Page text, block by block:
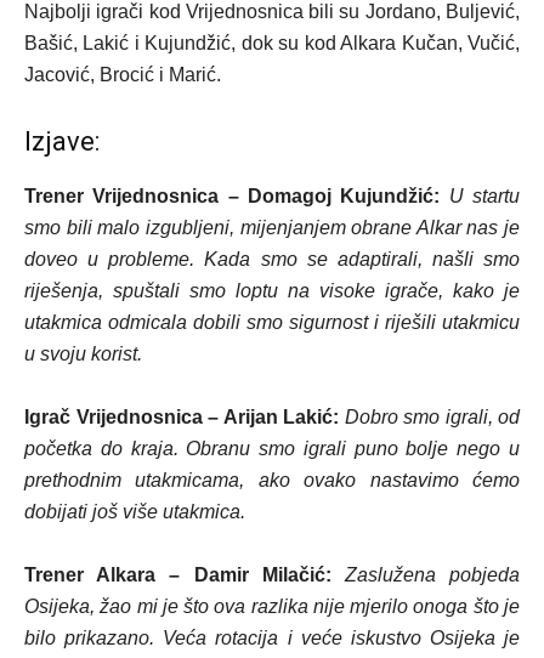
Najbolji igrači kod Vrijednosnica bili su Jordano, Buljević,
Bašić, Lakić i Kujundžić, dok su kod Alkara Kučan, Vučić,
Jacović, Brocić i Marić.
Izjave:
Trener Vrijednosnica – Domagoj Kujundžić: U startu
smo bili malo izgubljeni, mijenjanjem obrane Alkar nas je
doveo u probleme. Kada smo se adaptirali, našli smo
riješenja, spuštali smo loptu na visoke igrače, kako je
utakmica odmicala dobili smo sigurnost i riješili utakmicu
u svoju korist.
Igrač Vrijednosnica – Arijan Lakić: Dobro smo igrali, od
početka do kraja. Obranu smo igrali puno bolje nego u
prethodnim utakmicama, ako ovako nastavimo ćemo
dobijati još više utakmica.
Trener Alkara – Damir Milačić:
Zaslužena pobjeda
Osijeka, žao mi je što ova razlika nije mjerilo onoga što je
bilo prikazano. Veća rotacija i veće iskustvo Osijeka je